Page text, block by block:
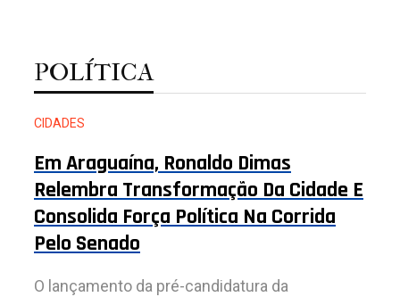
POLÍTICA
CIDADES
Em Araguaína, Ronaldo Dimas
Relembra Transformação Da Cidade E
Consolida Força Política Na Corrida
Pelo Senado
O lançamento da pré-candidatura da